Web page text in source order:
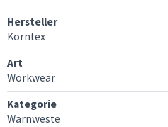
Hersteller
Korntex
Art
Workwear
Kategorie
Warnweste